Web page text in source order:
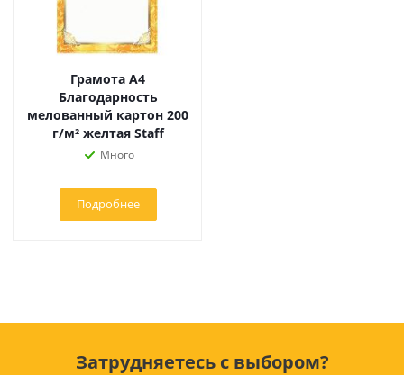
Грамота А4
Благодарность
мелованный картон 200
г/м² желтая Staff
Много
Подробнее
Затрудняетесь с выбором?